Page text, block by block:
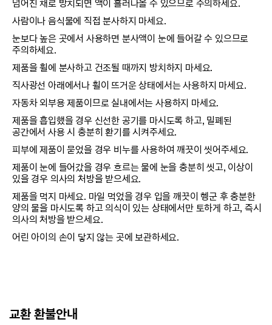
넘어진 채로 방치되면 액이 흘러나올 수 있으므로 주의하세요.
사람이나 음식물에 직접 분사하지 마세요.
눈보다 높은 곳에서 사용하면 분사액이 눈에 들어갈 수 있으므로
주의하세요.
제품을 휠에 분사하고 건조될 때까지 방치하지 마세요.
직사광선 아래에서나 휠이 뜨거운 상태에서는 사용하지 마세요.
자동차 외부용 제품이므로 실내에서는 사용하지 마세요.
제품을 흡입했을 경우 신선한 공기를 마시도록 하고, 밀폐된
공간에서 사용 시 충분히 환기를 시켜주세요.
피부에 제품이 묻었을 경우 비누를 사용하여 깨끗이 씻어주세요.
제품이 눈에 들어갔을 경우 흐르는 물에 눈을 충분히 씻고, 이상이
있을 경우 의사의 처방을 받으세요.
제품을 먹지 마세요. 마일 먹었을 경우 입을 깨끗이 헹군 후 충분한
양의 물을 마시도록 하고 의식이 있는 상태에서만 토하게 하고, 즉시
의사의 처방을 받으세요.
어린 아이의 손이 닿지 않는 곳에 보관하세요.
교환 환불안내